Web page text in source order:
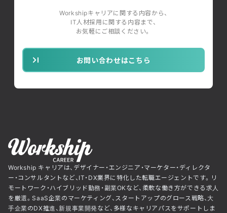
Workshipキャリアに関する内容から、
IT人材採用に関する内容まで、
お気軽にご相談ください。
お問い合わせはこちら
Workship キャリアは、デザイナー・エンジニア・マーケター・ディレクタ
ー・コンサルタントなど、IT・DX業界に特化した転職エージェントです。リ
モートワーク・ハイブリッド勤務・副業OKなど、柔軟な働き方ができる求人
を厳選。SaaS企業のマーケティング、スタートアップのグロース戦略、大
手企業のDX推進、新規事業開発など、多様なキャリアパスをサポートしま